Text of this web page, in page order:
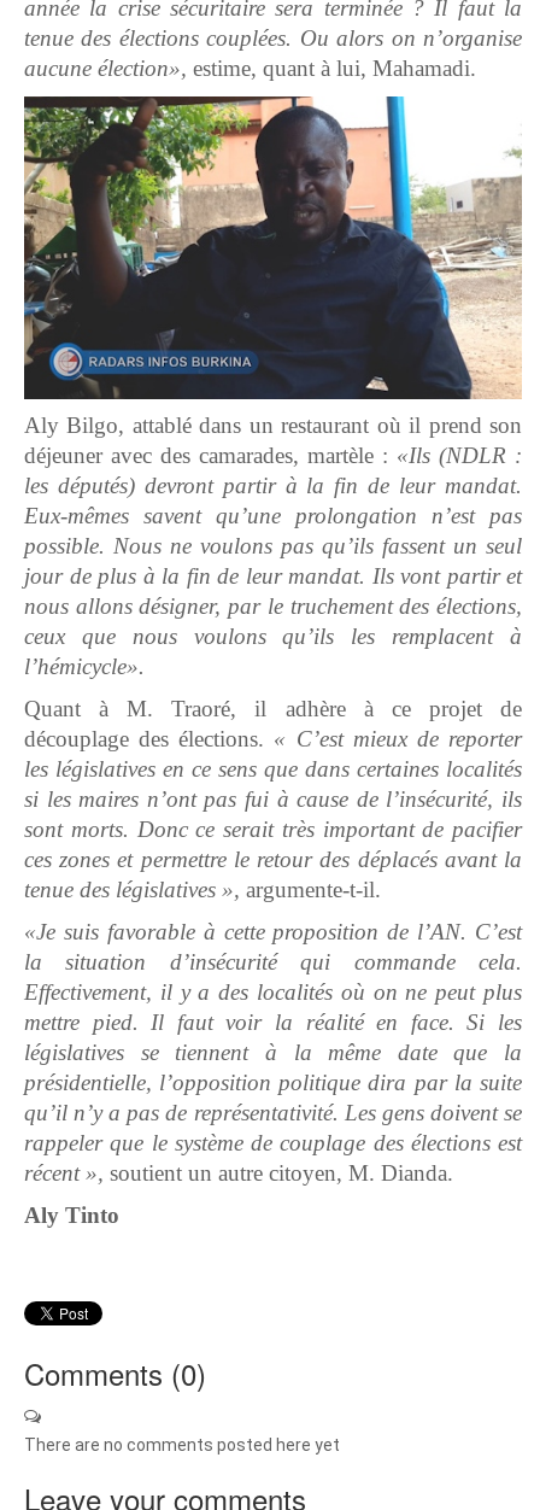
année la crise sécuritaire sera terminée ? Il faut la
tenue des élections couplées. Ou alors on n’organise
aucune élection», estime, quant à lui, Mahamadi.
Aly Bilgo, attablé dans un restaurant où il prend son
déjeuner avec des camarades, martèle : «Ils (NDLR :
les députés) devront partir à la fin de leur mandat.
Eux-mêmes savent qu’une prolongation n’est pas
possible. Nous ne voulons pas qu’ils fassent un seul
jour de plus à la fin de leur mandat. Ils vont partir et
nous allons désigner, par le truchement des élections,
ceux que nous voulons qu’ils les remplacent à
l’hémicycle».
Quant à M. Traoré, il adhère à ce projet de
découplage des élections. « C’est mieux de reporter
les législatives en ce sens que dans certaines localités
si les maires n’ont pas fui à cause de l’insécurité, ils
sont morts. Donc ce serait très important de pacifier
ces zones et permettre le retour des déplacés avant la
tenue des législatives », argumente-t-il.
«Je suis favorable à cette proposition de l’AN. C’est
la situation d’insécurité qui commande cela.
Effectivement, il y a des localités où on ne peut plus
mettre pied. Il faut voir la réalité en face. Si les
législatives se tiennent à la même date que la
présidentielle, l’opposition politique dira par la suite
qu’il n’y a pas de représentativité. Les gens doivent se
rappeler que le système de couplage des élections est
récent », soutient un autre citoyen, M. Dianda.
Aly Tinto
Comments (0)
There are no comments posted here yet
Leave your comments